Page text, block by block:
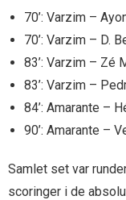
70’: Varzim –
70’: Varzim – D.
83’: Varzim – Zé
83’: Varzim –
84’: Amarante –
90’: Amarante –
Samlet set var
scoringer i de